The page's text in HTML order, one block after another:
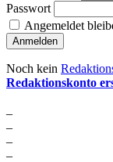
Passwort
Angemeldet
Noch kein
Redaktionskonto